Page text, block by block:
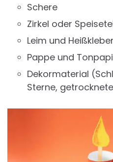
Schere
Zirkel oder
Leim und Heißkleber
Pappe und
Dekormaterial
Sterne,